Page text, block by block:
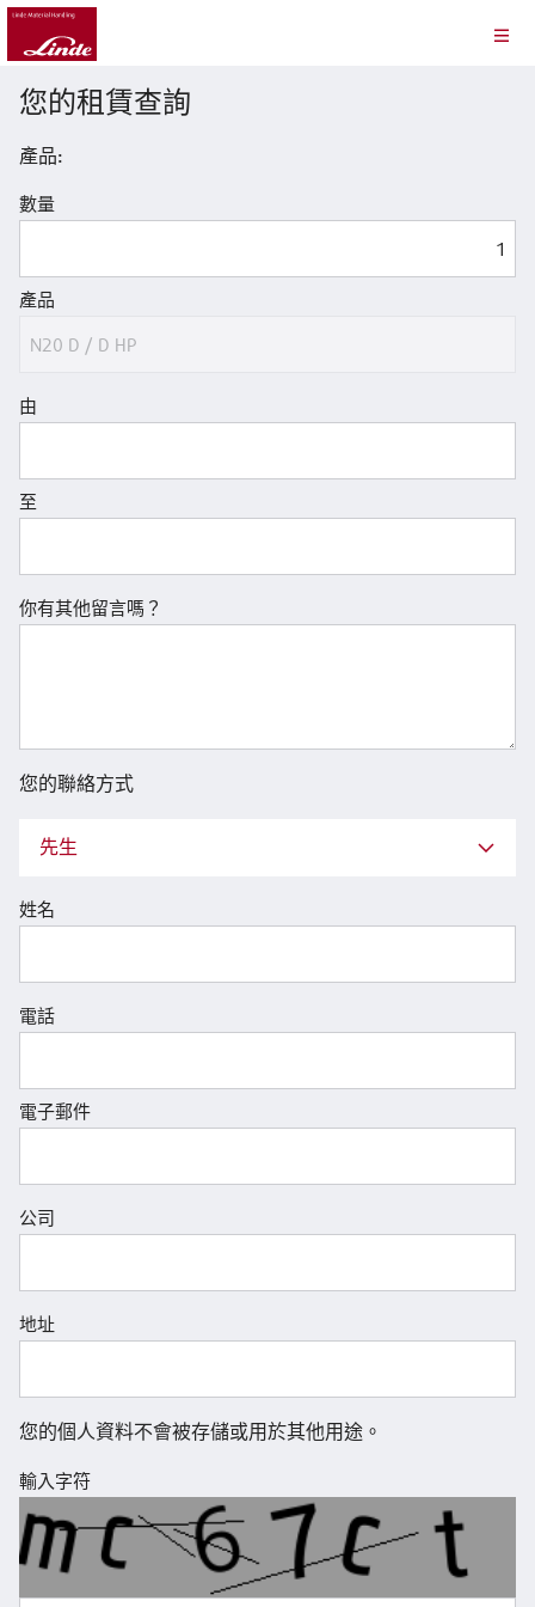
您的租賃查詢
產品:
數量
產品
由
至
你有其他留言嗎？
您的聯絡方式
先生
姓名
電話
電子郵件
公司
地址
您的個人資料不會被存儲或用於其他用途。
輸入字符